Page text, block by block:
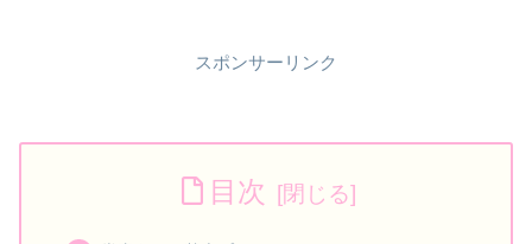
スポンサーリンク
目次